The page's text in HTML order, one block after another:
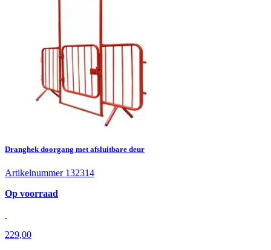
Dranghek doorgang met afsluitbare deur
Artikelnummer 132314
Op voorraad
229,00